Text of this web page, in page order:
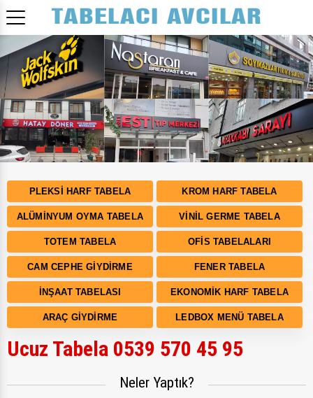
Bizden Fiyat Almadan Tabela Yaptırmayın!
PLEKSI HARF TABELA KROM HARF TABELA
ALÜMINYUM OYMA TABELA VINIL GERME TABELA
TOTEM TABELA OFIS TABELALARI
CAM CEPHE GIYDIRME FENER TABELA
İNŞAAT TABELASI EKONOMIK HARF TABELA
ARAÇ GIYDIRME LEDBOX MENÜ TABELA
Ucuz Tabela 0539 570 45 95
Neler Yaptık?